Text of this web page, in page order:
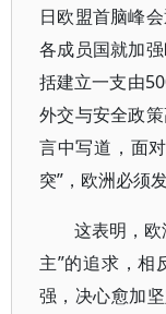
日欧盟首脑峰
各成员国就加
括建立一支由
外交与安全政
言中写道，面
突”，欧洲必须
这表明，
主”的追求，相
强，决心愈加